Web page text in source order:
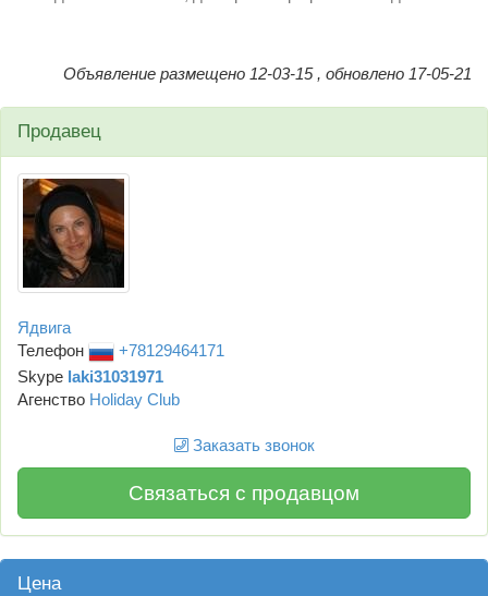
Объявление размещено 12-03-15 , обновлено 17-05-21
Продавец
Ядвига
Телефон
+78129464171
Skype laki31031971
Агенство Holiday Club
Заказать звонок
Связаться с продавцом
Цена